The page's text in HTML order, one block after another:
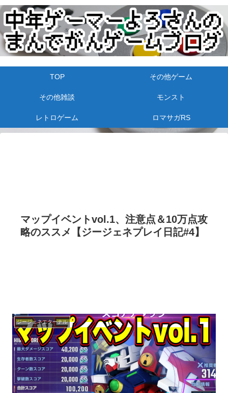
TOP その他ゲーム
その他雑談 モンスト
レトロゲーム ロマサガRS
マップイベントvol.1、注意点＆10万点攻
略のススメ【ジージェネプレイ日記#4】
ジージェネエターナル